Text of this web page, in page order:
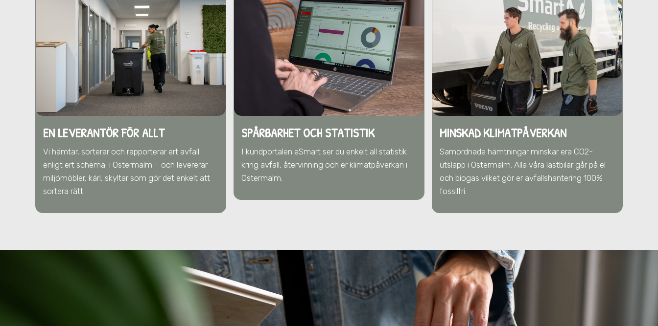
EN LEVERANTÖR FÖR ALLT
Vi hämtar, sorterar och rapporterar ert avfall
enligt ert schema i Östermalm – och levererar
miljömöbler, kärl, skyltar som gör det enkelt att
sortera rätt.
SPÅRBARHET OCH STATISTIK
I kundportalen eSmart ser du enkelt all statistik
kring avfall, återvinning och er klimatpåverkan i
Östermalm.
MINSKAD KLIMATPÅVERKAN
Samordnade hämtningar minskar era CO2-
utsläpp i Östermalm. Alla våra lastbilar går på el
och biogas vilket gör er avfallshantering 100%
fossilfri.